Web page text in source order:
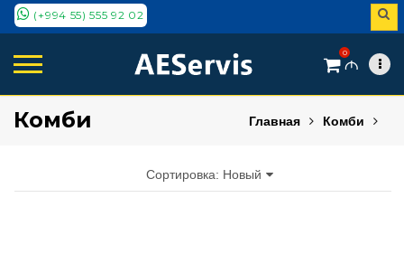
(+994 55) 555 92 02
0
M
Комби Главная Комби
Сортировка: Новый